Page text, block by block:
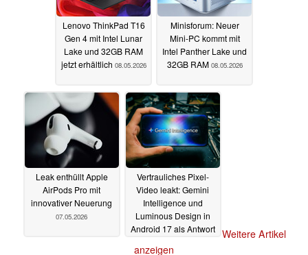
Lenovo ThinkPad T16
Gen 4 mit Intel Lunar
Lake und 32GB RAM
jetzt erhältlich 08.05.2026
Minisforum: Neuer
Mini-PC kommt mit
Intel Panther Lake und
32GB RAM 08.05.2026
Leak enthüllt Apple
AirPods Pro mit
innovativer Neuerung
07.05.2026
Vertrauliches Pixel-
Video leakt: Gemini
Intelligence und
Luminous Design in
Android 17 als Antwort
Weitere Artikel
anzeigen